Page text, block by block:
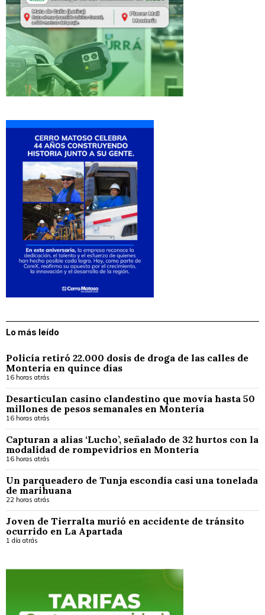
Lo más leído
Policía retiró 22.000 dosis de droga de las calles de
Montería en quince días
16 horas atrás
Desarticulan casino clandestino que movía hasta 50
millones de pesos semanales en Montería
16 horas atrás
Capturan a alias ‘Lucho’, señalado de 32 hurtos con la
modalidad de rompevidrios en Montería
16 horas atrás
Un parqueadero de Tunja escondía casi una tonelada
de marihuana
22 horas atrás
Joven de Tierralta murió en accidente de tránsito
ocurrido en La Apartada
1 día atrás